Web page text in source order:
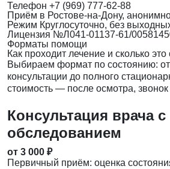
Телефон +7 (969) 777-62-88
Приём в Ростове-на-Дону,
Режим Круглосуточно, без
Лицензия №Л041-01137-61/
Форматы помощи
Как проходит лечение и сколько это
Выбираем формат по состоянию:
консультации до полного
стоимость — после осмотра,
Консультация врача с
обследованием
от 3 000 ₽
Первичный приём: оценка